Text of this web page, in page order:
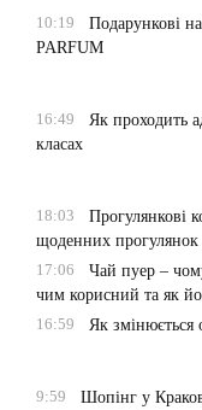
10:19
Подарункові
PARFUM
16:49
Як проходить
класах
18:03
Прогулянкові
щоденних прогулянок
17:06
Чай пуер –
чим корисний та як
16:59
Як змінюється
9:59
Шопінг у